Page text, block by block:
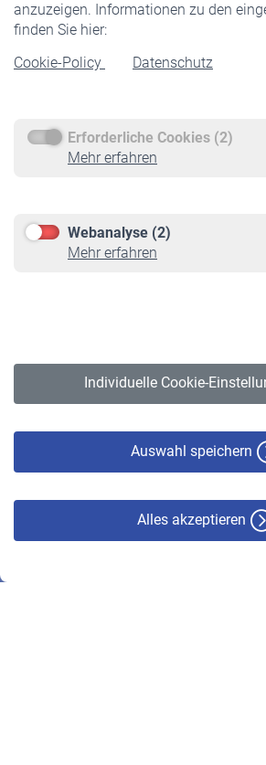
anzuzeigen. Informationen zu den
finden Sie hier:
Cookie-Policy
Datenschutz
Erforderliche Cookies (2)
Mehr erfahren
Webanalyse (2)
Mehr erfahren
Individuelle Cookie-
Auswahl speichern
Alles akzeptieren
Rentner
Rentenbeginn
Rente beantragen
Service
Informationen
Online-Rechner
VBLnewsletter
Erklärung zur Barrierefreiheit
© VBL 2026